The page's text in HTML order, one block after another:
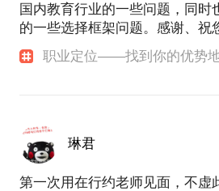
国内教育行业的一些问题，同时
的一些选择框架问题。感谢、祝
职业定位——找到你的优势
琳君
第一次用在行约老师见面，不虚